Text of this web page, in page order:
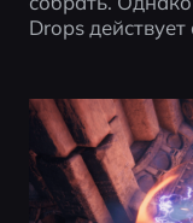
Drops